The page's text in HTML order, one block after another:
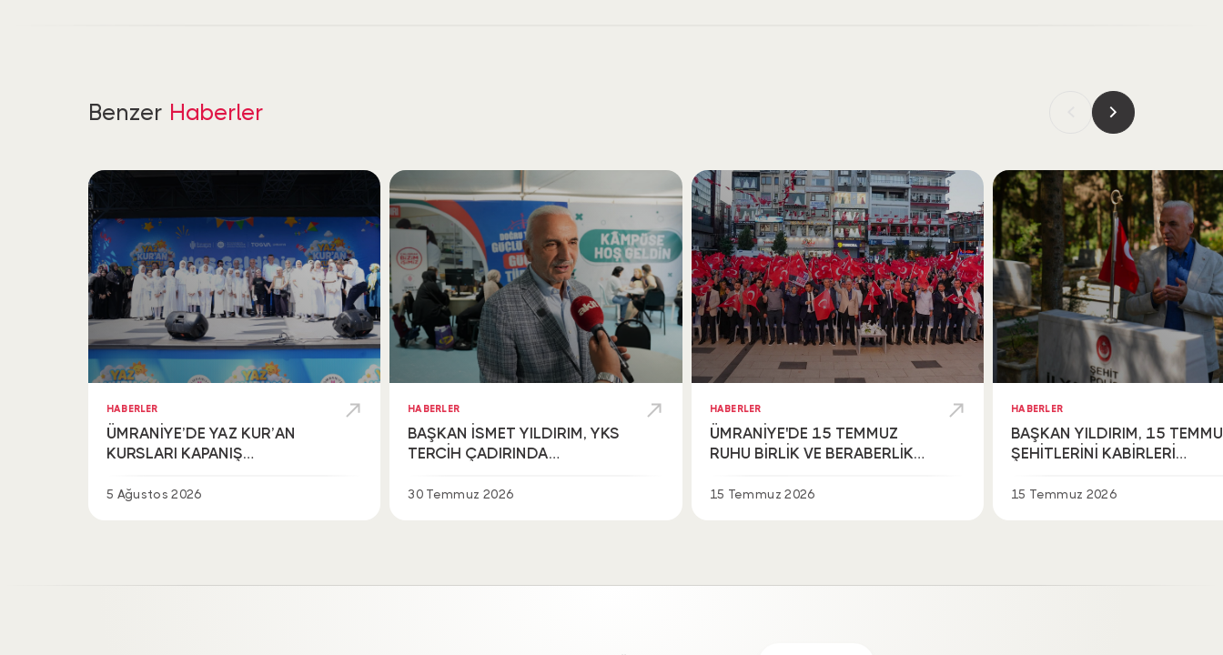
Benzer Haberler
HABERLER
ÜMRANİYE’DE YAZ KUR’AN
KURSLARI KAPANIŞ
5 Ağustos 2026
HABERLER
BAŞKAN İSMET YILDIRIM, YKS
TERCİH ÇADIRINDA
30 Temmuz 2026
HABERLER
ÜMRANİYE'DE 15 TEMMUZ
RUHU BİRLİK VE BERABERLİK
15 Temmuz 2026
HABERLER
BAŞKAN YILDIRIM, 15
ŞEHİTLERİNİ KABİRLERİ
15 Temmuz 2026